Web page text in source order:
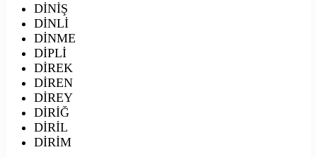
DİNİŞ
DİNLİ
DİNME
DİPLİ
DİREK
DİREN
DİREY
DİRİĞ
DİRİL
DİRİM